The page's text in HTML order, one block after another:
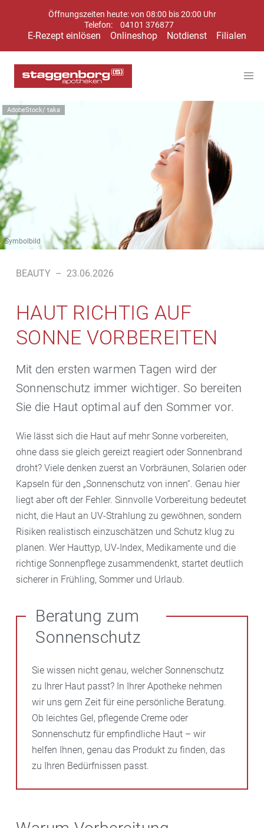
Öffnungszeiten heute: von 08:00 bis 20:00 Uhr
Telefon:
04101 376877
E-Rezept einlösen Onlineshop Notdienst Filialen
AdobeStock/ taka
Symbolbild
BEAUTY – 23.06.2026
HAUT RICHTIG AUF
SONNE VORBEREITEN
Mit den ersten warmen Tagen wird der
Sonnenschutz immer wichtiger. So bereiten
Sie die Haut optimal auf den Sommer vor.
Wie lässt sich die Haut auf mehr Sonne vorbereiten,
ohne dass sie gleich gereizt reagiert oder Sonnenbrand
droht? Viele denken zuerst an Vorbräunen, Solarien oder
Kapseln für den „Sonnenschutz von innen“. Genau hier
liegt aber oft der Fehler. Sinnvolle Vorbereitung bedeutet
nicht, die Haut an UV-Strahlung zu gewöhnen, sondern
Risiken realistisch einzuschätzen und Schutz klug zu
planen. Wer Hauttyp, UV-Index, Medikamente und die
richtige Sonnenpflege zusammendenkt, startet deutlich
sicherer in Frühling, Sommer und Urlaub.
Beratung zum
Sonnenschutz
Sie wissen nicht genau, welcher Sonnenschutz
zu Ihrer Haut passt? In Ihrer Apotheke nehmen
wir uns gern Zeit für eine persönliche Beratung.
Ob leichtes Gel, pflegende Creme oder
Sonnenschutz für empfindliche Haut – wir
helfen Ihnen, genau das Produkt zu finden, das
zu Ihren Bedürfnissen passt.